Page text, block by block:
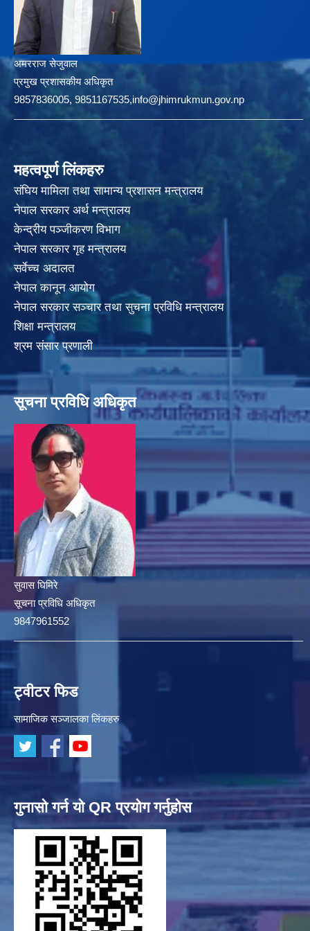
अमरराज सेजुवाल
प्रमुख प्रशासकीय अधिकृत
9857836005, 9851167535,info@jhimrukmun.gov.np
महत्वपूर्ण लिंकहरु
संघिय मामिला तथा सामान्य प्रशासन मन्त्रालय
नेपाल सरकार अर्थ मन्त्रालय
केन्द्रीय पञ्जीकरण विभाग
नेपाल सरकार गृह मन्त्रालय
सर्वेच्च अदालत
नेपाल कानून आयोग
नेपाल सरकार सञ्चार तथा सुचना प्रविधि मन्त्रालय
शिक्षा मन्त्रालय
श्रम संसार प्रणाली
सूचना प्रविधि अधिकृत
सुवास घिमिरे
सूचना प्रविधि अधिकृत
9847961552
ट्वीटर फिड
सामाजिक सञ्जालका लिंकहरु
गुनासो गर्न यो QR प्रयोग गर्नुहोस